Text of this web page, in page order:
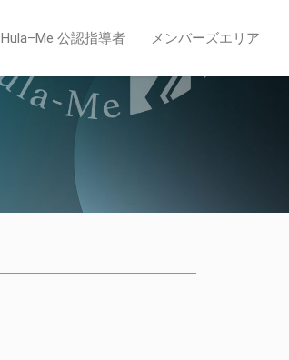
Hula–Me 公認指導者 メンバーズエリア